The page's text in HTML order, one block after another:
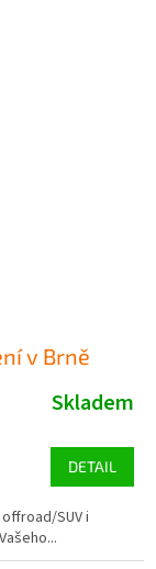
v Brně
Skladem
DETAIL
SUV i